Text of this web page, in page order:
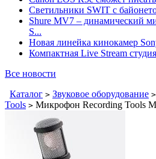
Светильники SWIT с
Shure MV7 – динамический
S...
Новая линейка кинокамер
Компактная Live Stream
Все новости
Каталог > Звуковое оборудование >
Tools > Микрофон Recording Tools